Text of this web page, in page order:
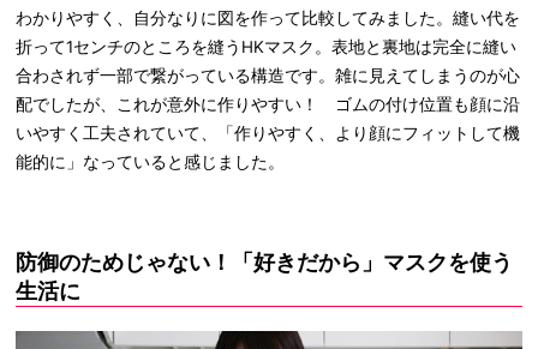
わかりやすく、自分なりに図を作って比較してみました。縫い代を
折って1センチのところを縫うHKマスク。表地と裏地は完全に縫い
合わされず一部で繋がっている構造です。雑に見えてしまうのが心
配でしたが、これが意外に作りやすい！ ゴムの付け位置も顔に沿
いやすく工夫されていて、「作りやすく、より顔にフィットして機
能的に」なっていると感じました。
防御のためじゃない！「好きだから」マスクを使う
生活に